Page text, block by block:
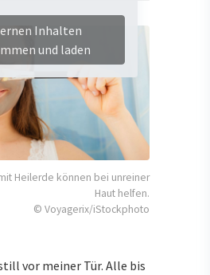
Inhalten
und laden
Heilerde können bei unreiner
Haut helfen.
© Voyagerix/iStockphoto
vor meiner Tür. Alle bis